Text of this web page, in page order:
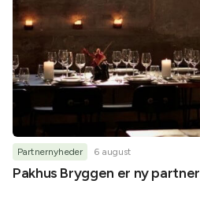
Partnernyheder 6 august
Pakhus Bryggen er ny partner